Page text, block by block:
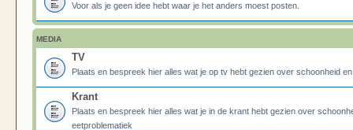
Voor als je geen idee hebt waar je het anders moest posten.
MEDIA
TV
Plaats en bespreek hier alles wat je op tv hebt gezien over schoonheid
Krant
Plaats en bespreek hier alles wat je in de krant hebt gezien over
eetproblematiek